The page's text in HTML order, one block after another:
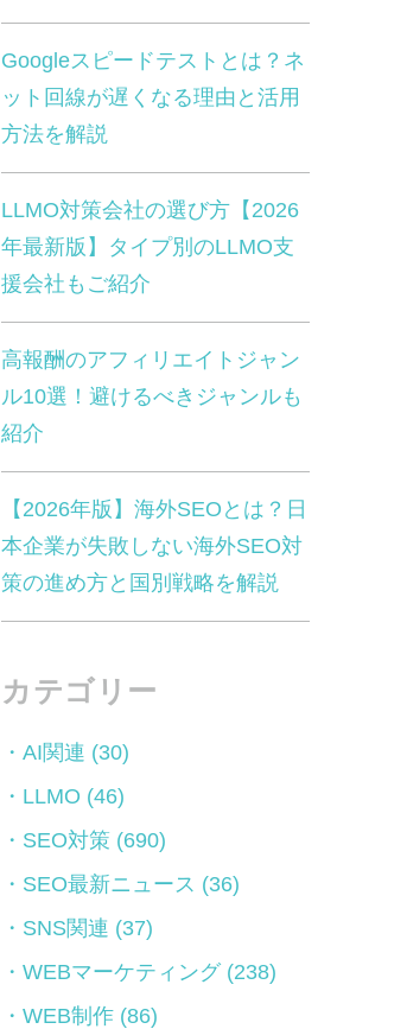
Googleスピードテストとは？ネ
ット回線が遅くなる理由と活用
方法を解説
LLMO対策会社の選び方【2026
年最新版】タイプ別のLLMO支
援会社もご紹介
高報酬のアフィリエイトジャン
ル10選！避けるべきジャンルも
紹介
【2026年版】海外SEOとは？日
本企業が失敗しない海外SEO対
策の進め方と国別戦略を解説
カテゴリー
AI関連 (30)
LLMO (46)
SEO対策 (690)
SEO最新ニュース (36)
SNS関連 (37)
WEBマーケティング(238)
WEB制作 (86)